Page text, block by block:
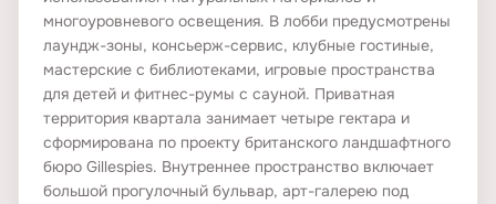
Онлайн-показ
БЮРО ПРОЕКТА
Архитектурное бюроMax Dudler, WALL, SimpsonHaugh,
Ландшафтное бюроGillespies
многоуровневого освещения. В лобби предусмотрены
лаундж-зоны, консьерж-сервис, клубные гостиные,
мастерские с библиотеками, игровые пространства
для детей и фитнес-румы с сауной. Приватная
территория квартала занимает четыре гектара и
сформирована по проекту британского ландшафтного
бюро Gillespies. Внутреннее пространство включает
большой прогулочный бульвар, арт-галерею под